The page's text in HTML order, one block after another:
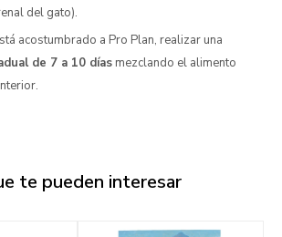
del gato).
acostumbrado a Pro Plan, realizar una
de 7 a 10 días mezclando el alimento
te pueden interesar